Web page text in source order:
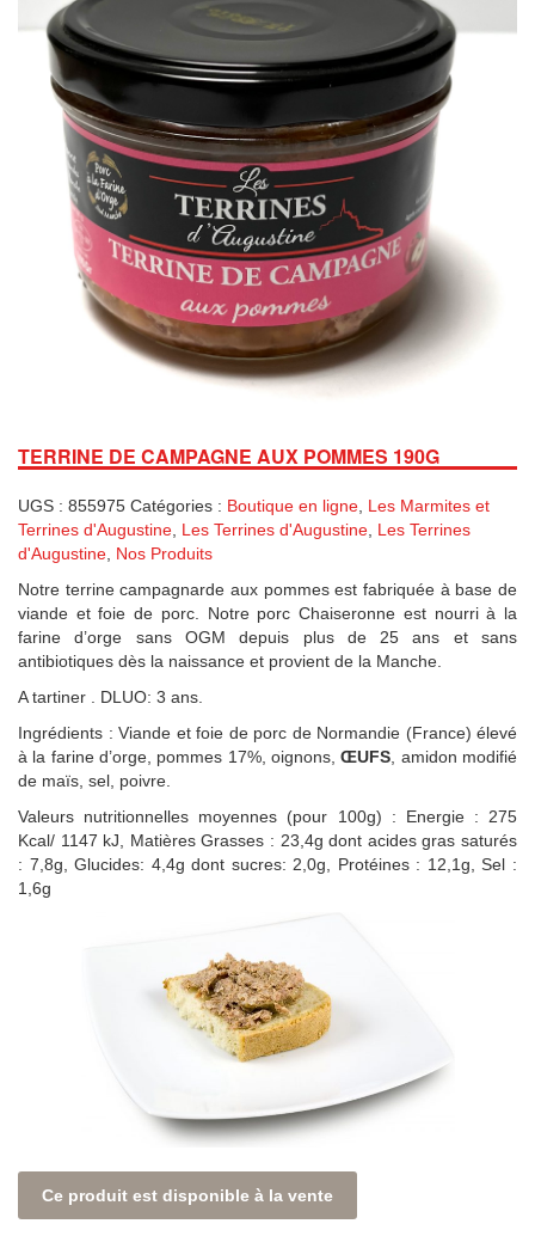
TERRINE DE CAMPAGNE AUX POMMES 190G
UGS : 855975 Catégories : Boutique en ligne, Les Marmites et
Terrines d'Augustine, Les Terrines d'Augustine, Les Terrines
d'Augustine, Nos Produits
Notre terrine campagnarde aux pommes est fabriquée à base de
viande et foie de porc. Notre porc Chaiseronne est nourri à la
farine d’orge sans OGM depuis plus de 25 ans et sans
antibiotiques dès la naissance et provient de la Manche.
A tartiner . DLUO: 3 ans.
Ingrédients : Viande et foie de porc de Normandie (France) élevé
à la farine d’orge, pommes 17%, oignons,ŒUFS, amidon modifié
de maïs, sel, poivre.
Valeurs nutritionnelles moyennes (pour 100g) : Energie : 275
Kcal/ 1147 kJ, Matières Grasses : 23,4g dont acides gras saturés
: 7,8g, Glucides: 4,4g dont sucres: 2,0g, Protéines : 12,1g, Sel :
1,6g
Ce produit est disponible à la vente